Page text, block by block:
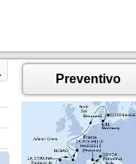
Preventivo